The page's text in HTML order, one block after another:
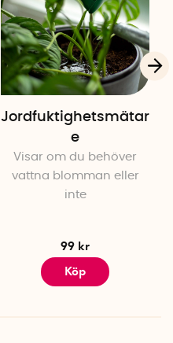
Jordfuktighetsmätar
e
Visar om du behöver
vattna blomman eller
inte
99 kr
Köp